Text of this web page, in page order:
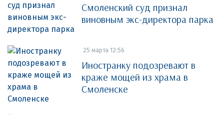
Смоленский суд признал
виновным экс-директора парка
25 марта 12:56
Иностранку подозревают в
краже мощей из храма в
Смоленске